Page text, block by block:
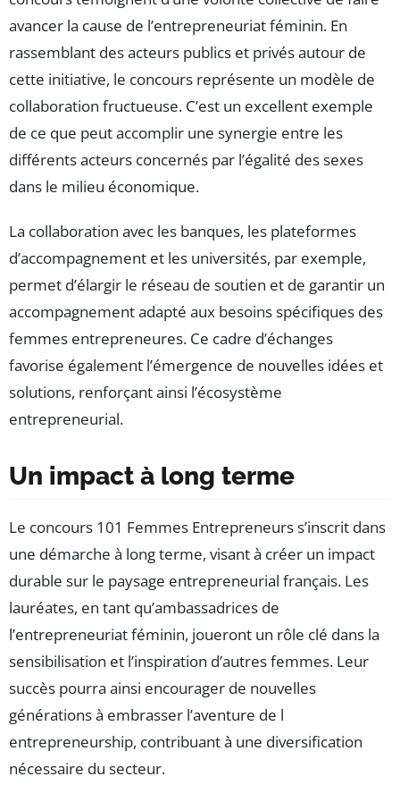
avancer la cause de l’entrepreneuriat féminin. En
rassemblant des acteurs publics et privés autour de
cette initiative, le concours représente un modèle de
collaboration fructueuse. C’est un excellent exemple
de ce que peut accomplir une synergie entre les
différents acteurs concernés par l’égalité des sexes
dans le milieu économique.
La collaboration avec les banques, les plateformes
d’accompagnement et les universités, par exemple,
permet d’élargir le réseau de soutien et de garantir un
accompagnement adapté aux besoins spécifiques des
femmes entrepreneures. Ce cadre d’échanges
favorise également l’émergence de nouvelles idées et
solutions, renforçant ainsi l’écosystème
entrepreneurial.
Un impact à long terme
Le concours 101 Femmes Entrepreneurs s’inscrit dans
une démarche à long terme, visant à créer un impact
durable sur le paysage entrepreneurial français. Les
lauréates, en tant qu’ambassadrices de
l’entrepreneuriat féminin, joueront un rôle clé dans la
sensibilisation et l’inspiration d’autres femmes. Leur
succès pourra ainsi encourager de nouvelles
générations à embrasser l’aventure de l
entrepreneurship, contribuant à une diversification
nécessaire du secteur.